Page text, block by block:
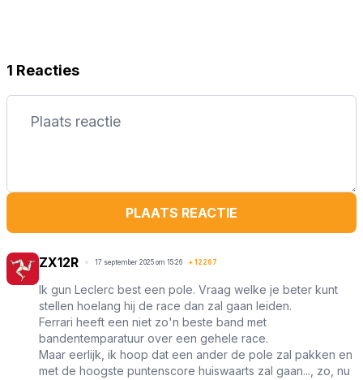
1 Reacties
PLAATS REACTIE
ZX12R 17 september 2025 om 15:26 + 12267
Ik gun Leclerc best een pole. Vraag welke je beter kunt
stellen hoelang hij de race dan zal gaan leiden.
Ferrari heeft een niet zo'n beste band met
bandentemparatuur over een gehele race.
Maar eerlijk, ik hoop dat een ander de pole zal pakken en
met de hoogste puntenscore huiswaarts zal gaan..., zo, nu